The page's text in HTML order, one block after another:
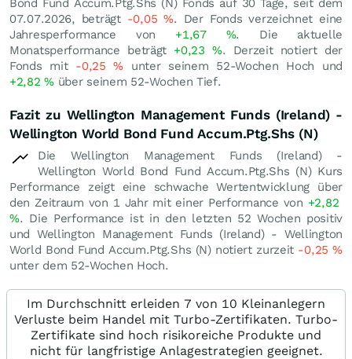
Bond Fund Accum.Ptg.Shs (N) Fonds auf 30 Tage, seit dem
07.07.2026, beträgt -0,05%. Der Fonds verzeichnet eine
Jahresperformance von +1,67 %. Die aktuelle
Monatsperformance beträgt +0,23 %. Derzeit notiert der
Fonds mit -0,25% unter seinem 52-Wochen Hoch und
+2,82%über seinem 52-Wochen Tief.
Fazit zu Wellington Management Funds (Ireland) -
Wellington World Bond Fund Accum.Ptg.Shs (N)
Die Wellington Management Funds (Ireland) -
Wellington World Bond Fund Accum.Ptg.Shs (N) Kurs
Performance zeigt eine schwache Wertentwicklung über
den Zeitraum von 1 Jahr mit einer Performance von +2,82
%. Die Performance ist in den letzten 52 Wochen positiv
und Wellington Management Funds (Ireland) - Wellington
World Bond Fund Accum.Ptg.Shs (N) notiert zurzeit -0,25%
unter dem 52-Wochen Hoch.
Im Durchschnitt erleiden 7 von 10 Kleinanlegern
Verluste beim Handel mit Turbo-Zertifikaten. Turbo-
Zertifikate sind hoch risikoreiche Produkte und
nicht für langfristige Anlagestrategien geeignet.